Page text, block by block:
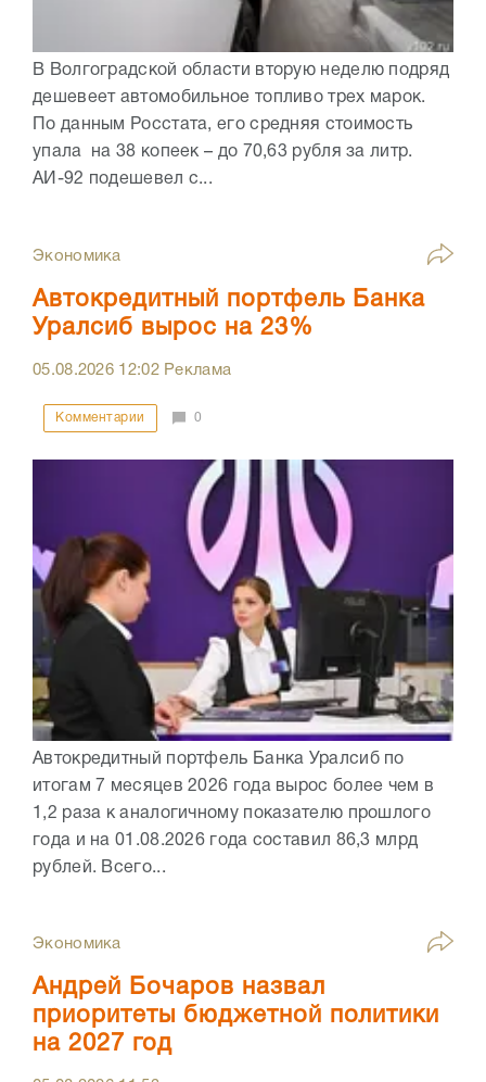
В Волгоградской области вторую неделю подряд
дешевеет автомобильное топливо трех марок.
По данным Росстата, его средняя стоимость
упала на 38 копеек – до 70,63 рубля за литр.
АИ-92 подешевел с...
Экономика
Автокредитный портфель Банка
Уралсиб вырос на 23%
05.08.2026 12:02Реклама
Комментарии 0
Автокредитный портфель Банка Уралсиб по
итогам 7 месяцев 2026 года вырос более чем в
1,2 раза к аналогичному показателю прошлого
года и на 01.08.2026 года составил 86,3 млрд
рублей. Всего...
Экономика
Андрей Бочаров назвал
приоритеты бюджетной политики
на 2027 год